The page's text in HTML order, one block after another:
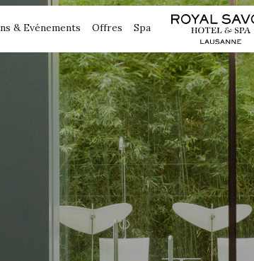
& Evénements Offres
Spa